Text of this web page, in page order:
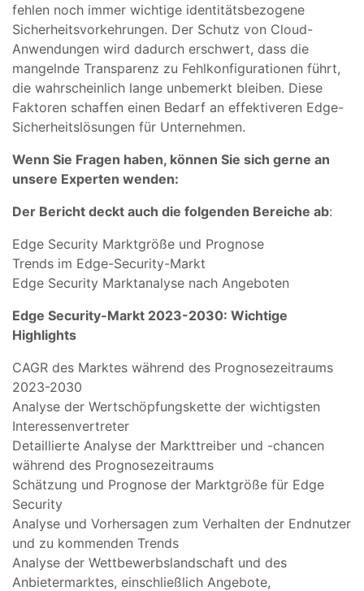
fehlen noch immer wichtige identitätsbezogene
Sicherheitsvorkehrungen. Der Schutz von Cloud-
Anwendungen wird dadurch erschwert, dass die
mangelnde Transparenz zu Fehlkonfigurationen führt,
die wahrscheinlich lange unbemerkt bleiben. Diese
Faktoren schaffen einen Bedarf an effektiveren Edge-
Sicherheitslösungen für Unternehmen.
Wenn Sie Fragen haben, können Sie sich gerne an
unsere Experten wenden:
Der Bericht deckt auch die folgenden Bereiche ab:
Edge Security Marktgröße und Prognose
Trends im Edge-Security-Markt
Edge Security Marktanalyse nach Angeboten
Edge Security-Markt 2023-2030: Wichtige
Highlights
CAGR des Marktes während des Prognosezeitraums
2023-2030
Analyse der Wertschöpfungskette der wichtigsten
Interessenvertreter
Detaillierte Analyse der Markttreiber und -chancen
während des Prognosezeitraums
Schätzung und Prognose der Marktgröße für Edge
Security
Analyse und Vorhersagen zum Verhalten der Endnutzer
und zu kommenden Trends
Analyse der Wettbewerbslandschaft und des
Anbietermarktes, einschließlich Angebote,